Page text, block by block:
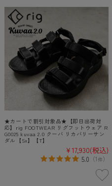
★カートで割引対象品★【即日出荷対
応】rig FOOTWEAR リグフットウェア R
G0025 kuvaa 2.0 クーバ リカバリーサン
ダル【Sx】【T】
¥17,930(税込)
5.0 （1件）